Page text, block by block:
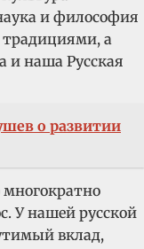
и философия
а
и наша Русская
о развитии
У нашей русской
вклад,